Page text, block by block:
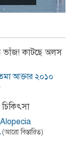
ভাঁজ! কাটছে অলস
আক্তার ২০১০
Alopecia
(আরো বিস্তারিত)